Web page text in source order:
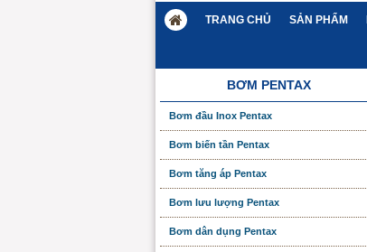
TRANG CHỦ SẢN PHẨM
BƠM PENTAX
Bơm đầu Inox Pentax
Bơm biến tần Pentax
Bơm tăng áp Pentax
Bơm lưu lượng Pentax
Bơm dân dụng Pentax